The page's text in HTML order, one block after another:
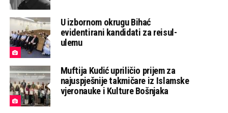
U izbornom okrugu Bihać
evidentirani kandidati za reisul-
ulemu
Muftija Kudić upriličio prijem za
najuspješnije takmičare iz Islamske
vjeronauke i Kulture Bošnjaka